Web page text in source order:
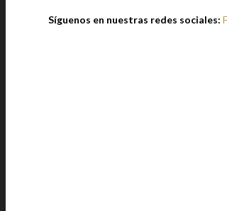
Síguenos en nuestras redes sociales: